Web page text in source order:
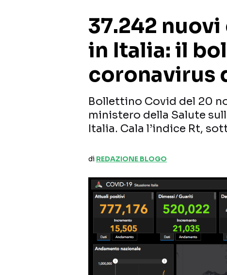
37.242
in Italia: il
coronavirus
Bollettino Covid del 20
ministero della Salute
Italia. Cala l’indice Rt,
di REDAZIONE BLOGO